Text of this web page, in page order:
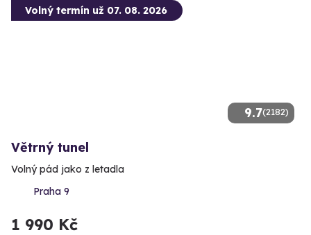
9.7(2182)
Volný termín už 07. 08. 2026
Větrný tunel
Volný pád jako z letadla
Praha 9
1 990 Kč